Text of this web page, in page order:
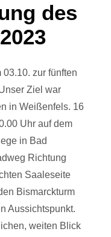
des
zur fünften
Ziel war
in Weißenfels. 16
Uhr auf dem
in Bad
Richtung
Saaleseite
Bismarckturm
Aussichtspunkt.
weiten Blick